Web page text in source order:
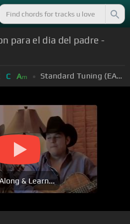
para el dia del padre -
C Am Standard Tuning (EADGBE)
& Learn...